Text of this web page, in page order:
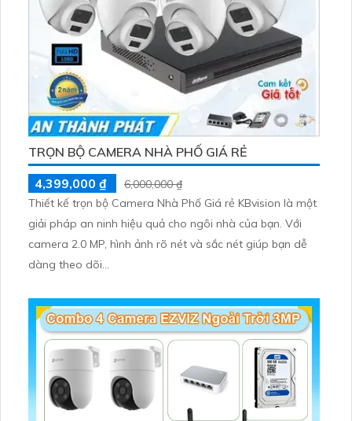
TRỌN BỘ CAMERA NHÀ PHỐ GIÁ RẺ
4,399,000 ₫
6,000,000 ₫
Thiết kế trọn bộ Camera Nhà Phố Giá rẻ KBvision là một
giải pháp an ninh hiệu quả cho ngôi nhà của bạn. Với
camera 2.0 MP, hình ảnh rõ nét và sắc nét giúp bạn dễ
dàng theo dõi...